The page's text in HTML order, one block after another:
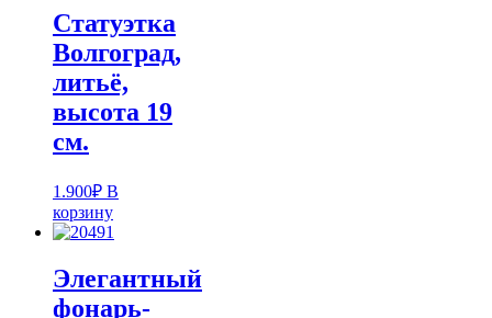
Статуэтка
Волгоград,
литьё,
высота 19
см.
1.900₽ В
корзину
Элегантный
фонарь-